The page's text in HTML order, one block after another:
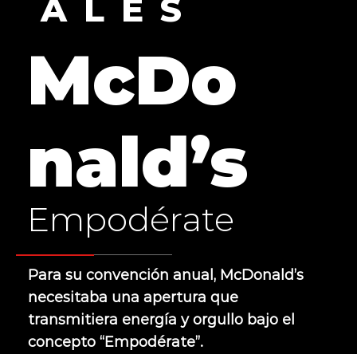
ALES
McDo
nald’s
Empodérate
Para su convención anual, McDonald’s
necesitaba una apertura que
transmitiera energía y orgullo bajo el
concepto “Empodérate”.